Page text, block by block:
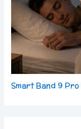
Smart Band 9